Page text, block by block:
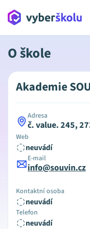
O škole
Akademie
Adresa
č. value. 245,
Web
neuvádí
E-mail
info@souvin.cz
Kontaktní osoba
neuvádí
Telefon
neuvádí